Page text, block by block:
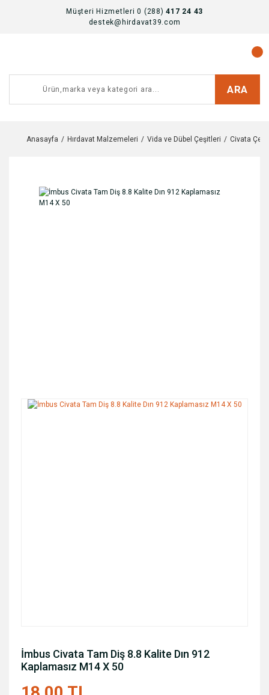
Müşteri Hizmetleri 0 (288)417 24 43
destek@hirdavat39.com
ARA
Anasayfa Hırdavat Malzemeleri Vida ve Dübel Çeşitleri Civata
İmbus Civata Tam Diş 8.8 Kalite Dın 912
Kaplamasız M14 X 50